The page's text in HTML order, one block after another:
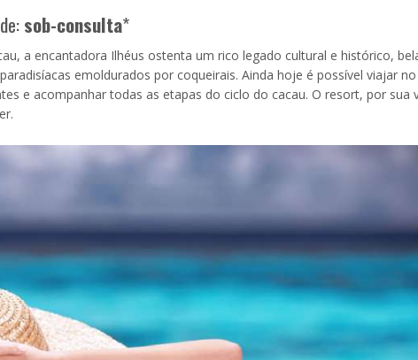
sob-consulta*
a encantadora Ilhéus ostenta um rico legado cultural e histórico,
emoldurados por coqueirais. Ainda hoje é possível viajar
e acompanhar todas as etapas do ciclo do cacau. O resort, por sua